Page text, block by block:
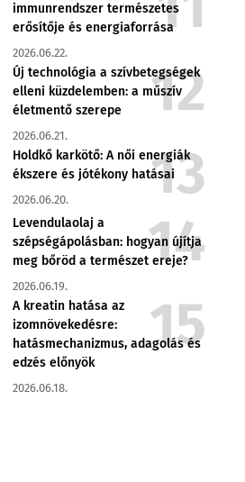
immunrendszer természetes
erősítője és energiaforrása
2026.06.22.
Új technológia a szívbetegségek
elleni küzdelemben: a műszív
életmentő szerepe
2026.06.21.
Holdkő karkötő: A női energiák
ékszere és jótékony hatásai
2026.06.20.
Levendulaolaj a
szépségápolásban: hogyan újítja
meg bőröd a természet ereje?
2026.06.19.
A kreatin hatása az
izomnövekedésre:
hatásmechanizmus, adagolás és
edzés előnyök
2026.06.18.